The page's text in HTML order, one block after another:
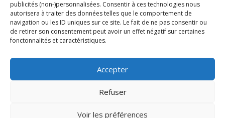
publicités (non-)personnalisées. Consentir à ces technologies nous
autorisera à traiter des données telles que le comportement de
navigation ou les ID uniques sur ce site. Le fait de ne pas consentir ou
de retirer son consentement peut avoir un effet négatif sur certaines
fonctonnalités et caractéristiques.
Accepter
Refuser
Voir les préférences
social
succession
suretes
Tous droits réservés © 2026 Cravate de Notaire